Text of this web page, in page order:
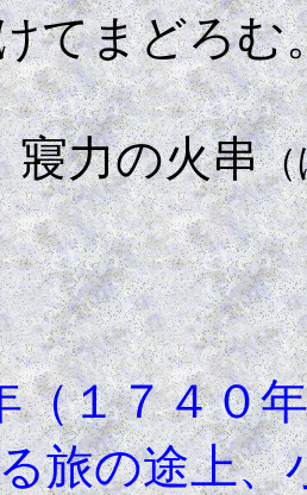
てまどろむ
の火串（
１７４０年
旅の途上、